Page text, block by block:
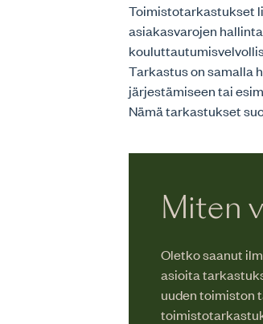
Toimistotarkastukset
asiakasvarojen
Tarkastus on samalla
järjestämiseen tai
Nämä tarkastukset
Miten
Oletko saanut
asioita
uuden toimiston